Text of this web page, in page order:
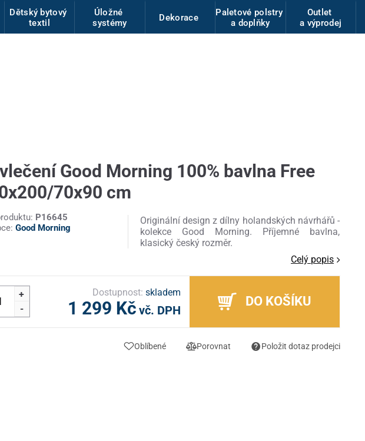
Dětský bytový
textil
Úložné
systémy
Dekorace
Paletové polstry
a doplňky
Outlet
a výprodej
Good Morning 100% bavlna Free
70x90 cm
P16645
Good Morning
Originální design z dílny holandských návrhářů -
kolekce Good Morning. Příjemné bavlna,
klasický český rozměr.
Celý popis
+
-
Dostupnost: skladem
1 299 Kč vč. DPH
DO KOŠÍKU
Oblíbené Porovnat Položit dotaz prodejci